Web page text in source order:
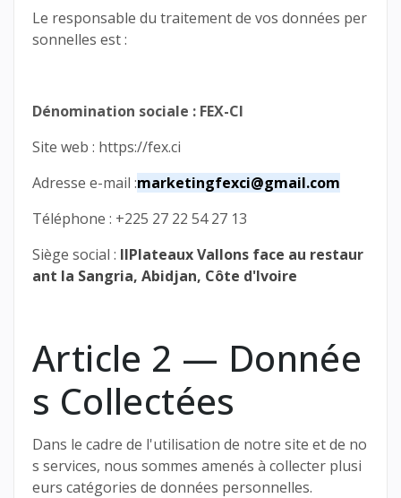
Le responsable du traitement de vos données per
sonnelles est :
Dénomination sociale : FEX-CI
Site web : https://fex.ci
Adresse e-mail :marketingfexci@gmail.com
Téléphone : +225 27 22 54 27 13
Siège social : IIPlateaux Vallons face au restaur
ant la Sangria, Abidjan, Côte d'Ivoire
Article 2 — Donnée
s Collectées
Dans le cadre de l'utilisation de notre site et de no
s services, nous sommes amenés à collecter plusi
eurs catégories de données personnelles.